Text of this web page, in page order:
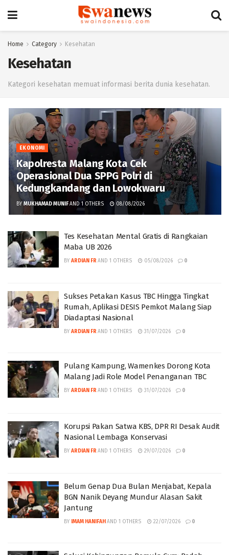
Home Category Kesehatan
Kesehatan
Kategori kesehatan memuat informasi berita dunia kesehatan.
EKONOMI
Kapolresta Malang Kota Cek
Operasional Dua SPPG Polri di
Kedungkandang dan Lowokwaru
BY MUKHAMAD MUNIF AND 1 OTHERS 08/08/2026
Tes Kesehatan Mental Gratis di Rangkaian
Maba UB 2026
BY ARDIAN FR AND 1 OTHERS 05/08/2026 0
Sukses Petakan Kasus TBC Hingga Tingkat
Rumah, Aplikasi DESIS Pemkot Malang Siap
Diadaptasi Nasional
BY ARDIAN FR AND 1 OTHERS 31/07/2026 0
Pulang Kampung, Wamenkes Dorong Kota
Malang Jadi Role Model Penanganan TBC
BY ARDIAN FR AND 1 OTHERS 31/07/2026 0
Korupsi Pakan Satwa KBS, DPR RI Desak Audit
Nasional Lembaga Konservasi
BY ARDIAN FR AND 1 OTHERS 29/07/2026 0
Belum Genap Dua Bulan Menjabat, Kepala
BGN Nanik Deyang Mundur Alasan Sakit
Jantung
BY IMAM HANIFAH AND 1 OTHERS 22/07/2026 0